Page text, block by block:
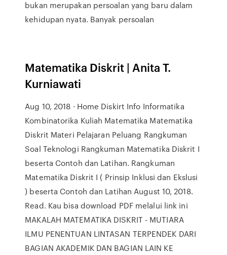
bukan merupakan persoalan yang baru dalam
kehidupan nyata. Banyak persoalan
Matematika Diskrit | Anita T.
Kurniawati
Aug 10, 2018 · Home Diskirt Info Informatika
Kombinatorika Kuliah Matematika Matematika
Diskrit Materi Pelajaran Peluang Rangkuman
Soal Teknologi Rangkuman Matematika Diskrit I
beserta Contoh dan Latihan. Rangkuman
Matematika Diskrit I ( Prinsip Inklusi dan Ekslusi
) beserta Contoh dan Latihan August 10, 2018.
Read. Kau bisa download PDF melalui link ini
MAKALAH MATEMATIKA DISKRIT - MUTIARA
ILMU PENENTUAN LINTASAN TERPENDEK DARI
BAGIAN AKADEMIK DAN BAGIAN LAIN KE